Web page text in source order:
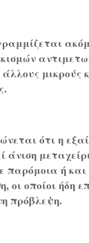
άλλους μικρούς
ότι η
άνιση
παρόμοια ή
οι οποίοι ήδη
πρόβλεψη.